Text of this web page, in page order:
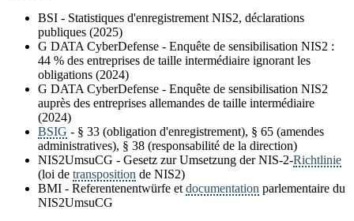
BSI - Statistiques d'enregistrement NIS2, déclarations
publiques (2025)
G DATA CyberDefense - Enquête de sensibilisation NIS2 :
44 % des entreprises de taille intermédiaire ignorant les
obligations (2024)
G DATA CyberDefense - Enquête de sensibilisation NIS2
auprès des entreprises allemandes de taille intermédiaire
(2024)
BSIG - § 33 (obligation d'enregistrement), § 65 (amendes
administratives), § 38 (responsabilité de la direction)
NIS2UmsuCG - Gesetz zur Umsetzung der NIS-2-Richtlinie
(loi de transposition de NIS2)
BMI - Referentenentwürfe et documentation parlementaire du
NIS2UmsuCG